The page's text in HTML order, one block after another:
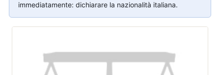
immediatamente: dichiarare la nazionalità italiana.